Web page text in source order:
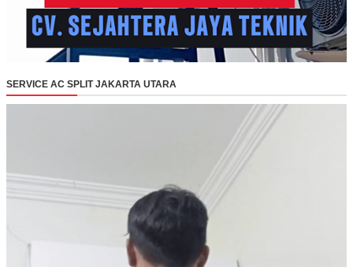
SERVICE AC SPLIT JAKARTA UTARA